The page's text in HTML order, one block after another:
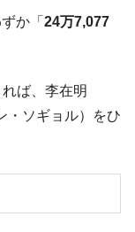
在明を支持しな
長が告発され
り、空前の国政壟
増加させる ⇒ 中
か「 24万7,077
れば、李在明
・ソギョル）をひ